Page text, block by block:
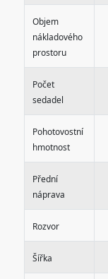
Objem
nákladového
prostoru
Počet
sedadel
Pohotovostní
hmotnost
Přední
náprava
Rozvor
Šířka